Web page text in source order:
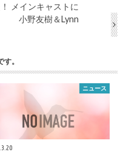
メインキャストに
小野友樹＆Lynn
。
ニュース